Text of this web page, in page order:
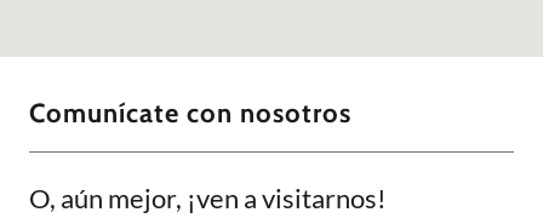
Comunícate con nosotros
O, aún mejor, ¡ven a visitarnos!